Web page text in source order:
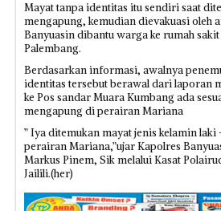
Mayat tanpa identitas itu sendiri saat
mengapung, kemudian dievakuasi oleh
Banyuasin dibantu warga ke rumah
Palembang.
Berdasarkan informasi, awalnya
identitas tersebut berawal dari laporan
ke Pos sandar Muara Kumbang ada
mengapung di perairan Mariana
” Iya ditemukan mayat jenis kelamin
perairan Mariana,”ujar Kapolres
Markus Pinem, Sik melalui Kasat
Jailili.(her)